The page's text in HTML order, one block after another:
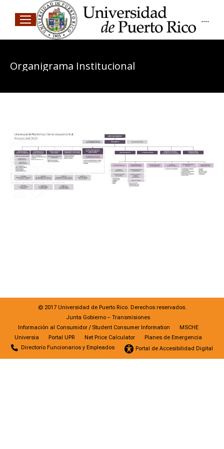
....
Organigrama Institucional
© 2017 Universidad de Puerto Rico. Derechos reservados.
Junta Gobierno – Transmisiones
Información al Consumidor / Student Consumer Information
MSCHE
Universia
Portal UPR Net Price Calculator
Planes de Emergencia
Directorio Funcionarios y Empleados
Portal de Accesibilidad Digital